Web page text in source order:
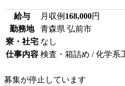
給与 月収例 168,000円
勤務地
青森県 弘前市
寮・社宅 なし
仕事内容 検査・箱詰め / 化学系
募集が停止しています